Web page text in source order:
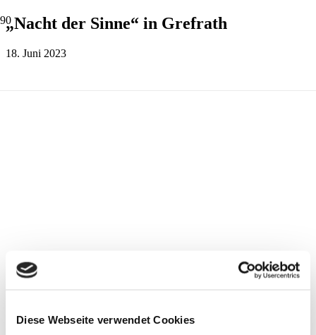
Diese Webseite verwendet Cookies
„Nacht der Sinne“ in Grefrath
18. Juni 2023